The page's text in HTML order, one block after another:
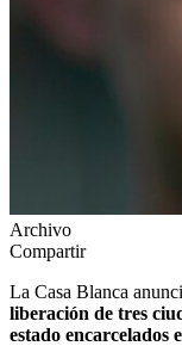
Archivo
Compartir
La Casa Blanca
liberación de tres
estado encarcelados